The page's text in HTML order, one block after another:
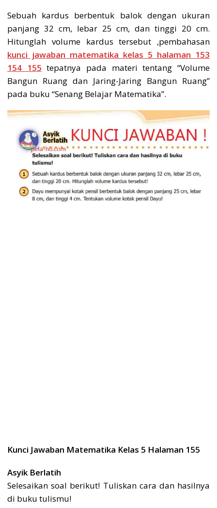
Sebuah kardus berbentuk balok dengan ukuran
panjang 32 cm, lebar 25 cm, dan tinggi 20 cm.
Hitunglah volume kardus tersebut ,pembahasan
kunci jawaban matematika kelas 5 halaman 153
154 155 tepatnya pada materi tentang “Volume
Bangun Ruang dan Jaring-Jaring Bangun Ruang”
pada buku “Senang Belajar Matematika”.
Kunci Jawaban Matematika Kelas 5 Halaman 155
Asyik Berlatih
Selesaikan soal berikut! Tuliskan cara dan hasilnya
di buku tulismu!